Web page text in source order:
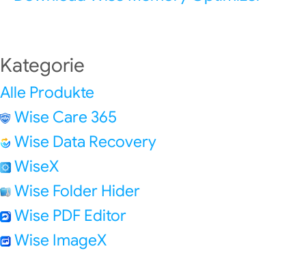
Kategorie
Alle Produkte
Wise Care 365
Wise Data Recovery
WiseX
Wise Folder Hider
Wise PDF Editor
Wise ImageX